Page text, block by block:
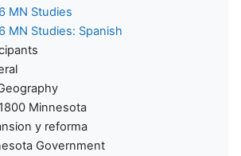
MN Studies
MN Studies: Spanish
Minnesota
y reforma
Government